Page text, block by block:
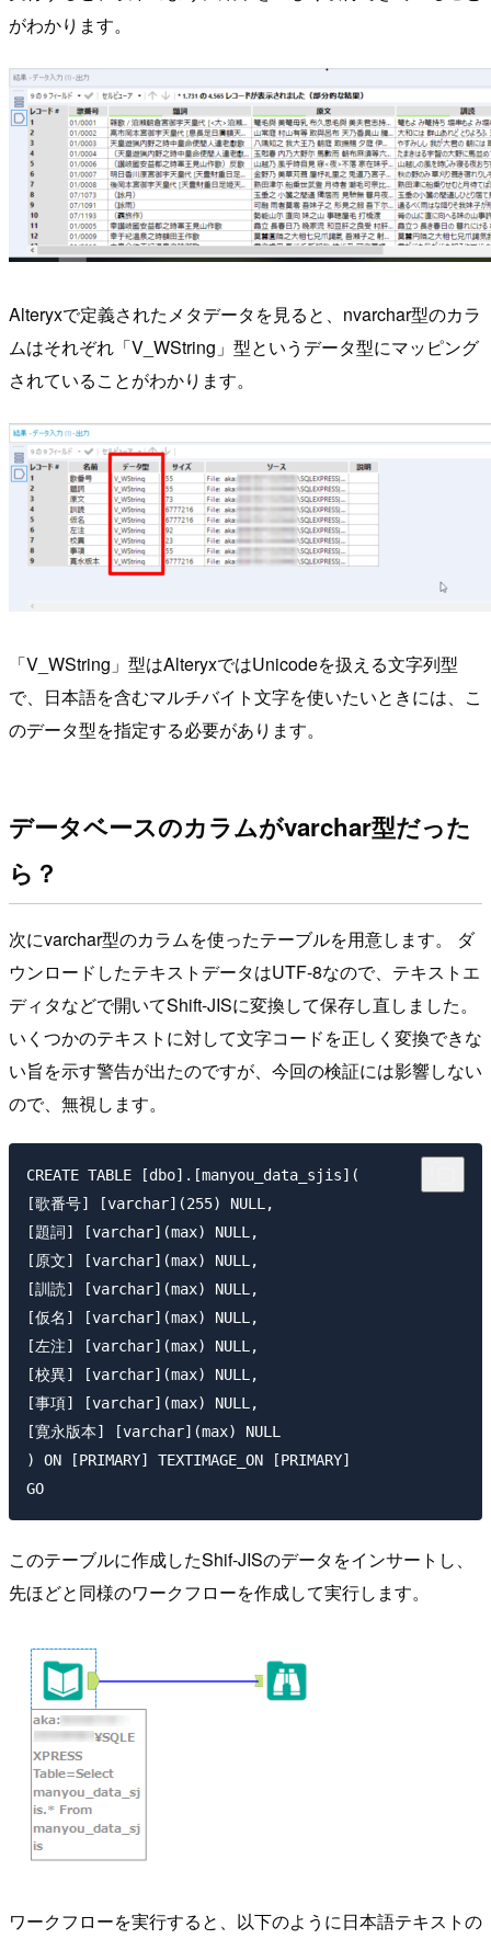
がわかります。
Alteryxで定義されたメタデータを見ると、nvarchar型のカラ
ムはそれぞれ「V_WString」型というデータ型にマッピング
されていることがわかります。
「V_WString」型はAlteryxではUnicodeを扱える文字列型
で、日本語を含むマルチバイト文字を使いたいときには、こ
のデータ型を指定する必要があります。
データベースのカラムがvarchar型だった
ら？
次にvarchar型のカラムを使ったテーブルを用意します。 ダ
ウンロードしたテキストデータはUTF-8なので、テキストエ
ディタなどで開いてShift-JISに変換して保存し直しました。
いくつかのテキストに対して文字コードを正しく変換できな
い旨を示す警告が出たのですが、今回の検証には影響しない
ので、無視します。
CREATE TABLE [dbo].[manyou_data_sjis](
[歌番号] [varchar](255) NULL,
[題詞] [varchar](max) NULL,
[原文] [varchar](max) NULL,
[訓読] [varchar](max) NULL,
[仮名] [varchar](max) NULL,
[左注] [varchar](max) NULL,
[校異] [varchar](max) NULL,
[事項] [varchar](max) NULL,
[寛永版本] [varchar](max) NULL
) ON [PRIMARY] TEXTIMAGE_ON [PRIMARY]
このテーブルに作成したShif-JISのデータをインサートし、
先ほどと同様のワークフローを作成して実行します。
ワークフローを実行すると、以下のように日本語テキストの